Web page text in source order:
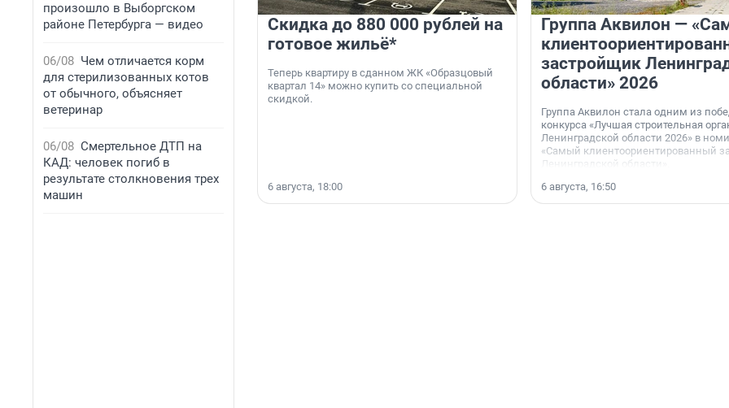
произошло в Выборгском
районе Петербурга — видео
06/08 Чем отличается корм
для стерилизованных котов
от обычного, объясняет
ветеринар
06/08 Смертельное ДТП на
КАД: человек погиб в
результате столкновения трех
машин
Скидка до 880 000 рублей на
готовое жильё*
Теперь квартиру в сданном ЖК «Образцовый
квартал 14» можно купить со специальной
скидкой.
6 августа, 18:00
Группа Аквилон —
застройщик
области» 2026
Группа Аквилон стала одним из
конкурса «Лучшая строительная
Ленинградской области 2026» в
«Самый клиентоориентированный
Ленинградской области».
6 августа, 16:50